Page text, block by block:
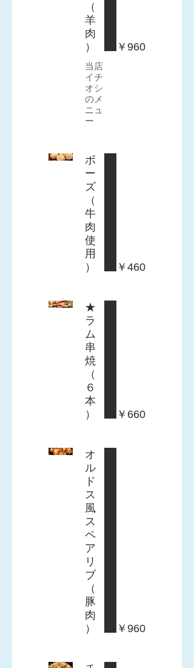
（
羊
肉
）
当店
イチ
オシ
のメ
ニュ
ー
￥960
ボ
ー
ズ
（
牛
肉
使
用
）
￥460
★
ラ
ム
串
焼
（
６
本
）
￥660
オ
ル
ド
ス
風
ス
ペ
ア
リ
ブ
（
豚
肉
）
￥960